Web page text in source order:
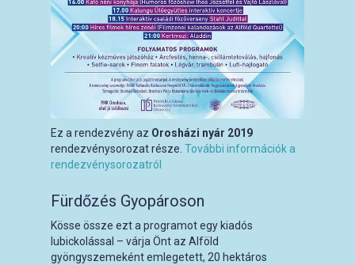
Ez a rendezvény az Orosházi nyár 2019
rendezvénysorozat része. További információk a
rendezvénysorozatról
Fürdőzés Gyopároson
Kösse össze ezt a programot egy kiadós
lubickolással – várja Önt az Alföld
gyöngyszemeként emlegetett, 20 hektáros